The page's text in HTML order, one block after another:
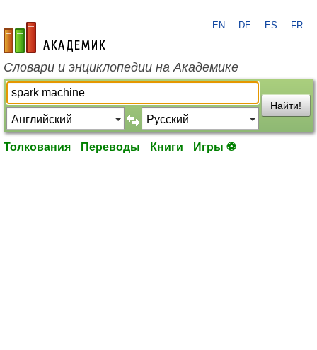
academic.ru
EN DE ES FR
Словари и энциклопедии на Академике
Найти!
Толкования Переводы Книги Игры ⚽